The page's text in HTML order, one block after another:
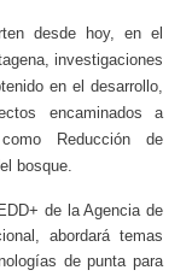
desde hoy, en el
investigaciones
en el desarrollo,
encaminados a
Reducción de
bosque.
de la Agencia de
abordará temas
de punta para